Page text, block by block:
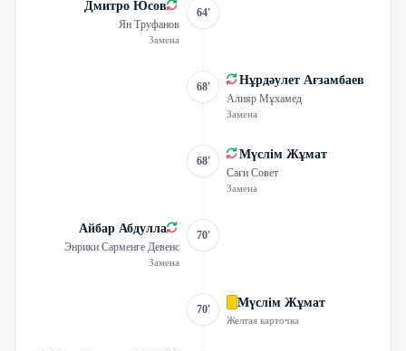
Дмитро Юсов
Ян Труфанов
Замена
64'
68' Нұрдәулет Ағзамбаев
Алияр Мұхамед
Замена
68' Мүслім Жұмат
Сағи Совет
Замена
Айбар Абдулла
Энрики Сарменге Девенс
Замена
70'
70' Мүслім Жұмат
Желтая карточка